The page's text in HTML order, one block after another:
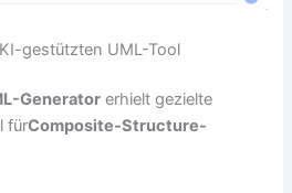
gestützten UML-Tool
Generator erhielt gezielte
fürComposite-Structure-